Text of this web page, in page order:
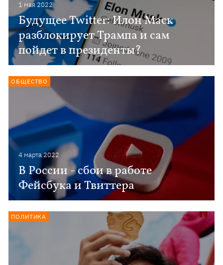
1 мая 2022
Будущее Twitter: Илон Маск
разблокирует Трампа и сам
пойдет в президенты?
4 марта 2022
В России - сбои в работе
Фейсбука и Твиттера
ОБЩЕСТВО
ПОЛИТИКА